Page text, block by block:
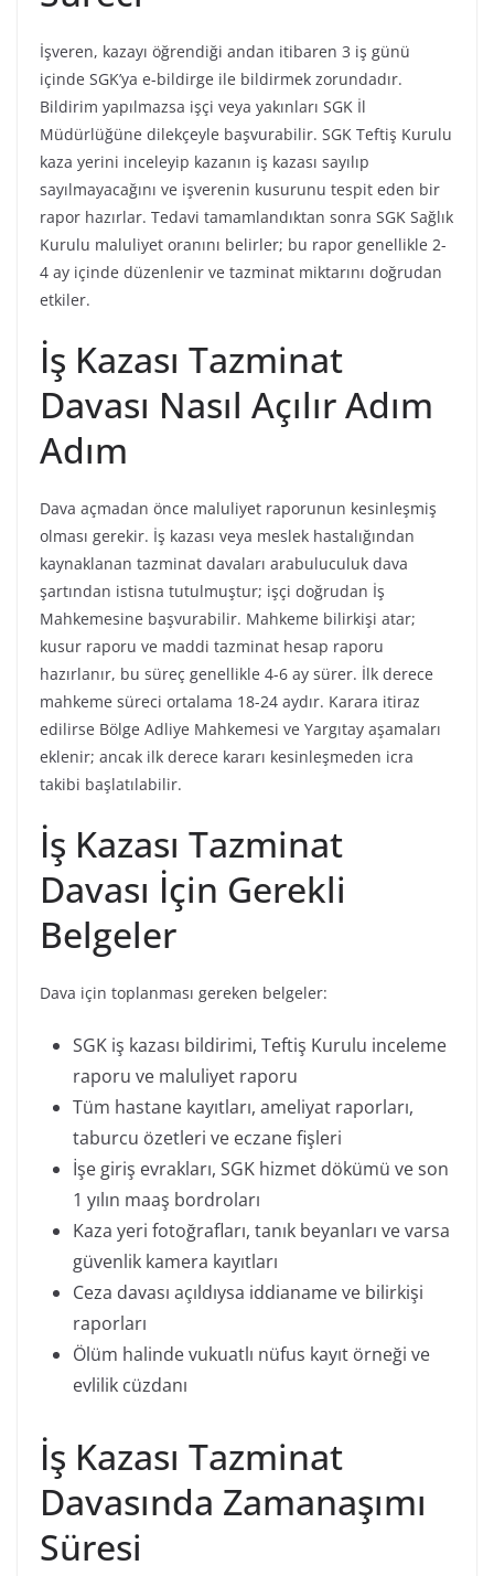
İşveren, kazayı öğrendiği andan itibaren 3 iş günü
içinde SGK’ya e-bildirge ile bildirmek zorundadır.
Bildirim yapılmazsa işçi veya yakınları SGK İl
Müdürlüğüne dilekçeyle başvurabilir. SGK Teftiş Kurulu
kaza yerini inceleyip kazanın iş kazası sayılıp
sayılmayacağını ve işverenin kusurunu tespit eden bir
rapor hazırlar. Tedavi tamamlandıktan sonra SGK Sağlık
Kurulu maluliyet oranını belirler; bu rapor genellikle 2-
4 ay içinde düzenlenir ve tazminat miktarını doğrudan
etkiler.
İş Kazası Tazminat
Davası Nasıl Açılır Adım
Adım
Dava açmadan önce maluliyet raporunun kesinleşmiş
olması gerekir. İş kazası veya meslek hastalığından
kaynaklanan tazminat davaları arabuluculuk dava
şartından istisna tutulmuştur; işçi doğrudan İş
Mahkemesine başvurabilir. Mahkeme bilirkişi atar;
kusur raporu ve maddi tazminat hesap raporu
hazırlanır, bu süreç genellikle 4-6 ay sürer. İlk derece
mahkeme süreci ortalama 18-24 aydır. Karara itiraz
edilirse Bölge Adliye Mahkemesi ve Yargıtay aşamaları
eklenir; ancak ilk derece kararı kesinleşmeden icra
takibi başlatılabilir.
İş Kazası Tazminat
Davası İçin Gerekli
Belgeler
Dava için toplanması gereken belgeler:
SGK iş kazası bildirimi, Teftiş Kurulu inceleme
raporu ve maluliyet raporu
Tüm hastane kayıtları, ameliyat raporları,
taburcu özetleri ve eczane fişleri
İşe giriş evrakları, SGK hizmet dökümü ve son
1 yılın maaş bordroları
Kaza yeri fotoğrafları, tanık beyanları ve varsa
güvenlik kamera kayıtları
Ceza davası açıldıysa iddianame ve bilirkişi
raporları
Ölüm halinde vukuatlı nüfus kayıt örneği ve
evlilik cüzdanı
İş Kazası Tazminat
Davasında Zamanaşımı
Süresi